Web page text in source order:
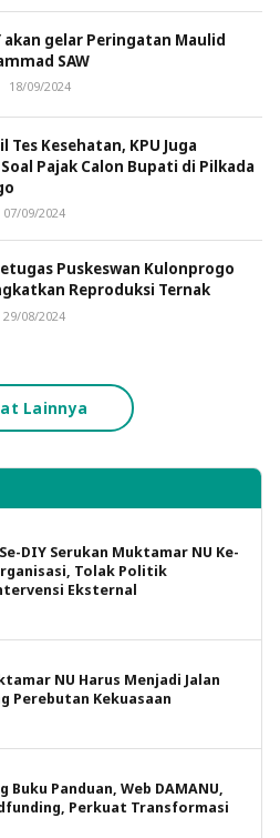
akan gelar Peringatan Maulid
SAW
18/09/2024
Tes Kesehatan, KPU Juga
Pajak Calon Bupati di Pilkada
07/09/2024
Puskeswan Kulonprogo
Reproduksi Ternak
29/08/2024
Lainnya
Se-DIY Serukan Muktamar NU Ke-
Tolak Politik
Eksternal
NU Harus Menjadi Jalan
Perebutan Kekuasaan
Buku Panduan, Web DAMANU,
Perkuat Transformasi